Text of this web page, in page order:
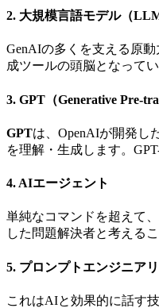
2. 大規模言語モデル（
GenAIの多くを支える原動
成ツールの頭脳となってい
3. GPT（Generative Pre-
GPTは、OpenAIが開発し
を理解・生成します。
4. AIエージェント
単純なコマンドを超えて、
した問題解決者と考える
5. プロンプトエンジニア
これはAIと効果的に話す技